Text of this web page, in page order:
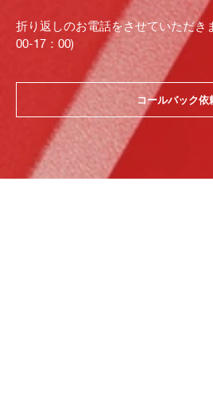
折り返しのお電話をさせていただき
00-17：00)
コールバック依